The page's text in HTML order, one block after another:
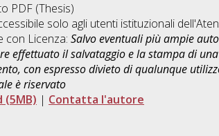
PDF (Thesis)
solo agli utenti istituzionali
con Licenza: Salvo eventuali più ampie
effettuato il salvataggio e la stampa di
con espresso divieto di qualunque
è riservato
(5MB) | Contatta l'autore